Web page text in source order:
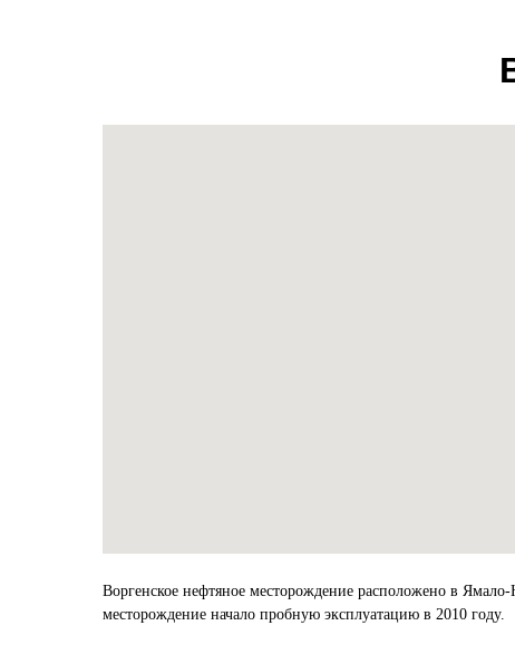
Воргенское нефтяное месторождение расположено в
месторождение начало пробную эксплуатацию в 2010 году.